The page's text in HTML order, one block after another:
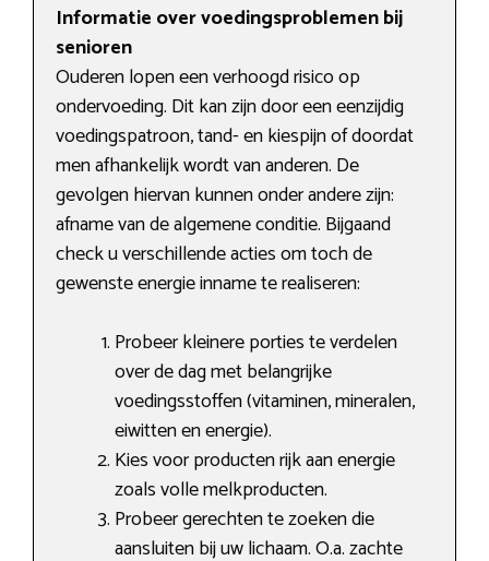
Informatie over voedingsproblemen bij
senioren
Ouderen lopen een verhoogd risico op
ondervoeding. Dit kan zijn door een eenzijdig
voedingspatroon, tand- en kiespijn of doordat
men afhankelijk wordt van anderen. De
gevolgen hiervan kunnen onder andere zijn:
afname van de algemene conditie. Bijgaand
check u verschillende acties om toch de
gewenste energie inname te realiseren:
Probeer kleinere porties te verdelen
over de dag met belangrijke
voedingsstoffen (vitaminen, mineralen,
eiwitten en energie).
Kies voor producten rijk aan energie
zoals volle melkproducten.
Probeer gerechten te zoeken die
aansluiten bij uw lichaam. O.a. zachte